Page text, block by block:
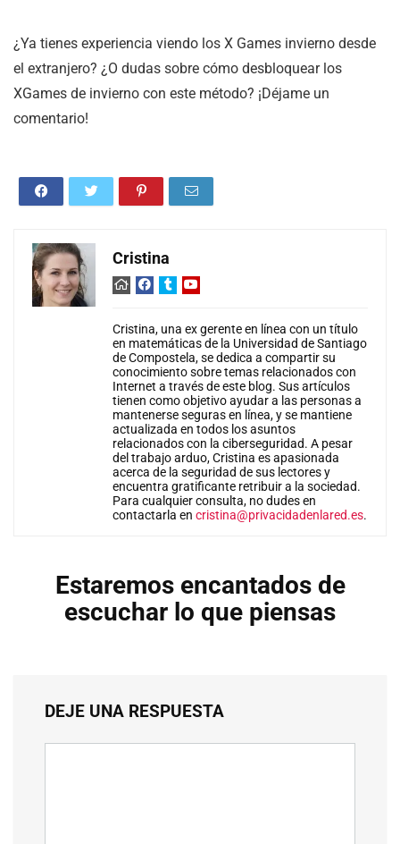
¿Ya tienes experiencia viendo los X Games invierno desde
el extranjero? ¿O dudas sobre cómo desbloquear los
XGames de invierno con este método? ¡Déjame un
comentario!
Cristina
Cristina, una ex gerente en línea con un título
en matemáticas de la Universidad de Santiago
de Compostela, se dedica a compartir su
conocimiento sobre temas relacionados con
Internet a través de este blog. Sus artículos
tienen como objetivo ayudar a las personas a
mantenerse seguras en línea, y se mantiene
actualizada en todos los asuntos
relacionados con la ciberseguridad. A pesar
del trabajo arduo, Cristina es apasionada
acerca de la seguridad de sus lectores y
encuentra gratificante retribuir a la sociedad.
Para cualquier consulta, no dudes en
contactarla en cristina@privacidadenlared.es.
Estaremos encantados de
escuchar lo que piensas
DEJE UNA RESPUESTA